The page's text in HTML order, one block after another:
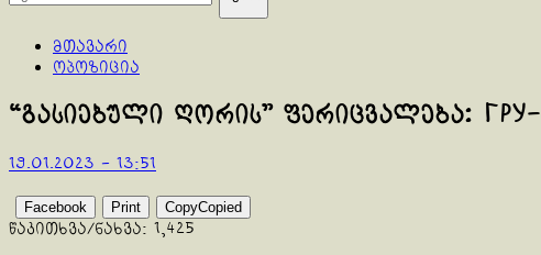
მთავარი
ოპოზიცია
“გასიებული ღორის” ფერიცვალება:
19.01.2023 - 13:51
Facebook Print CopyCopied
წაკითხვა/ნახვა: 1,425